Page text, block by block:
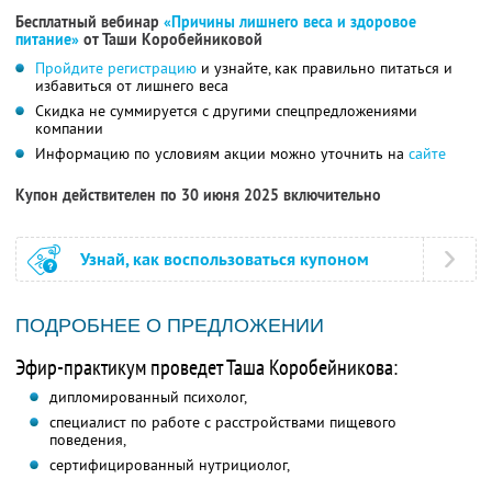
Бесплатный вебинар «Причины лишнего веса и здоровое
питание» от Таши Коробейниковой
Пройдите регистрацию и узнайте, как правильно питаться и
избавиться от лишнего веса
Скидка не суммируется с другими спецпредложениями
компании
Информацию по условиям акции можно уточнить на сайте
Купон действителен по 30 июня 2025 включительно
Узнай, как воспользоваться купоном
ПОДРОБНЕЕ О ПРЕДЛОЖЕНИИ
Эфир-практикум проведет Таша Коробейникова:
дипломированный психолог,
специалист по работе с расстройствами пищевого
поведения,
сертифицированный нутрициолог,